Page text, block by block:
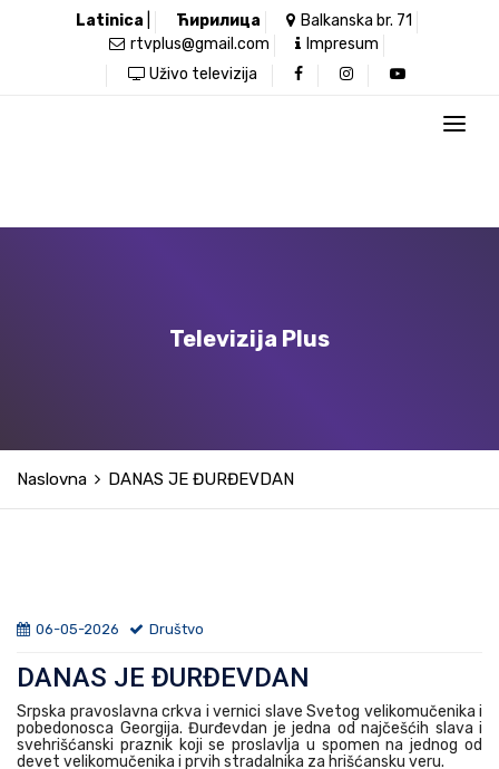
Latinica Ћирилица
Balkanska br. 71
rtvplus@gmail.com
Impresum
Uživo televizija
Televizija Plus
Naslovna DANAS JE ĐURĐEVDAN
06-05-2026 Društvo
DANAS JE ĐURĐEVDAN
Srpska pravoslavna crkva i vernici slave Svetog velikomučenika i
pobedonosca Georgija. Đurđevdan je jedna od najčešćih slava i
svehrišćanski praznik koji se proslavlja u spomen na jednog od
devet velikomučenika i prvih stradalnika za hrišćansku veru.